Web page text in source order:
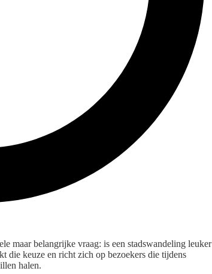
maar belangrijke vraag: is een stadswandeling leuker
die keuze en richt zich op bezoekers die tijdens
halen.